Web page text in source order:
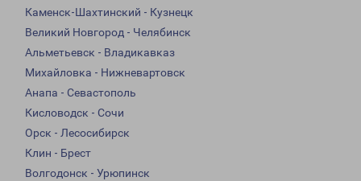
Каменск-Шахтинский - Кузнецк
Великий Новгород - Челябинск
Альметьевск - Владикавказ
Михайловка - Нижневартовск
Анапа - Севастополь
Кисловодск - Сочи
Орск - Лесосибирск
Клин - Брест
Волгодонск - Урюпинск